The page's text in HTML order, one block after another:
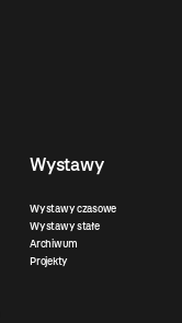
Wystawy
Wystawy czasowe
Wystawy stałe
Archiwum
Projekty